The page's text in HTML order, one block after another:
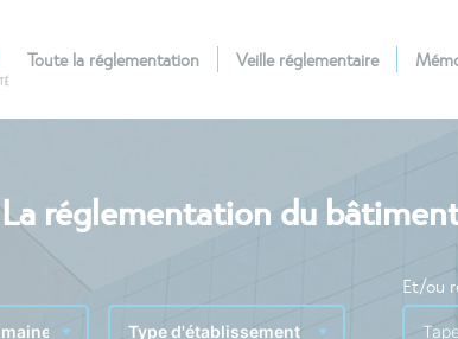
Toute la réglementation Veille réglementaire
La réglementation du
Et/ou